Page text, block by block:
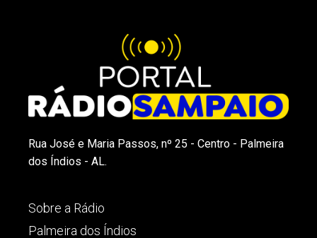
Rua José e Maria Passos, nº 25 - Centro - Palmeira
dos Índios - AL.
Sobre a Rádio
Palmeira dos Índios